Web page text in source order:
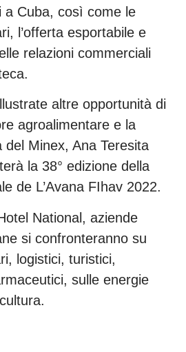
a Cuba, così come le
l’offerta esportabile e
relazioni commerciali
altre opportunità di
agroalimentare e la
del Minex, Ana Teresita
la 38° edizione della
de L’Avana FIhav 2022.
National, aziende
si confronteranno su
logistici, turistici,
sulle energie